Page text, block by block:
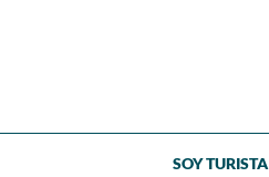
SOY TURISTA